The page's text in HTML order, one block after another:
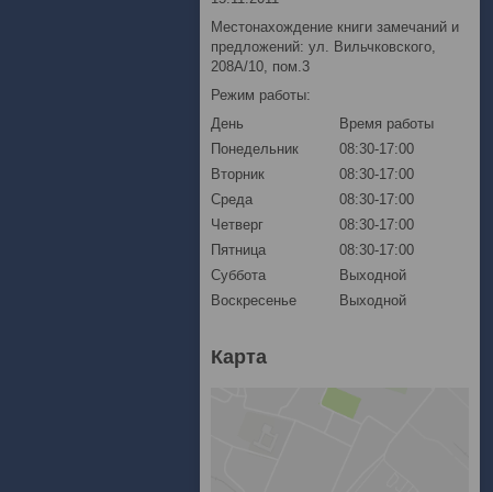
Местонахождение книги замечаний и
предложений: ул. Вильчковского,
208А/10, пом.3
Режим работы:
День
Время работы
Понедельник
08:30-17:00
Вторник
08:30-17:00
Среда
08:30-17:00
Четверг
08:30-17:00
Пятница
08:30-17:00
Суббота
Выходной
Воскресенье
Выходной
Карта